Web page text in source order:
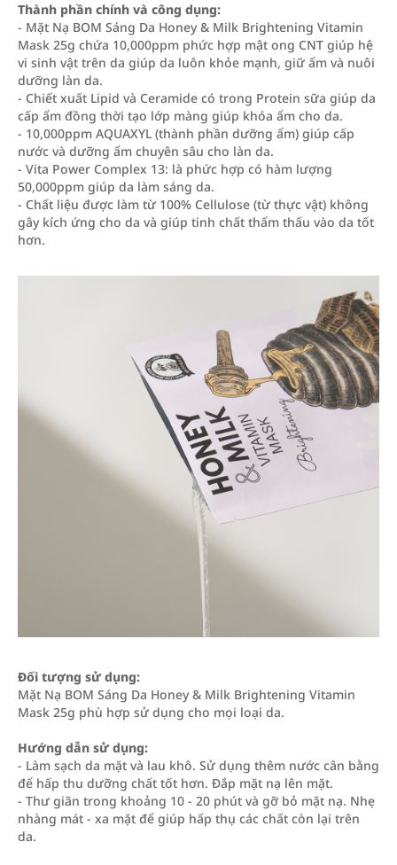
Thành phần chính và công dụng:
- Mặt Nạ BOM Sáng Da Honey & Milk Brightening Vitamin
Mask 25g chứa 10,000ppm phức hợp mật ong CNT giúp hệ
vi sinh vật trên da giúp da luôn khỏe mạnh, giữ ẩm và nuôi
dưỡng làn da.
- Chiết xuất Lipid và Ceramide có trong Protein sữa giúp da
cấp ẩm đồng thời tạo lớp màng giúp khóa ẩm cho da.
- 10,000ppm AQUAXYL (thành phần dưỡng ẩm) giúp cấp
nước và dưỡng ẩm chuyên sâu cho làn da.
- Vita Power Complex 13: là phức hợp có hàm lượng
50,000ppm giúp da làm sáng da.
- Chất liệu được làm từ 100% Cellulose (từ thực vật) không
gây kích ứng cho da và giúp tinh chất thẩm thấu vào da tốt
hơn.
Đối tượng sử dụng:
Mặt Nạ BOM Sáng Da Honey & Milk Brightening Vitamin
Mask 25g phù hợp sử dụng cho mọi loại da.
Hướng dẫn sử dụng:
- Làm sạch da mặt và lau khô. Sử dụng thêm nước cân bằng
để hấp thu dưỡng chất tốt hơn. Đắp mặt nạ lên mặt.
- Thư giãn trong khoảng 10 - 20 phút và gỡ bỏ mặt nạ. Nhẹ
nhàng mát - xa mặt để giúp hấp thụ các chất còn lại trên
da.